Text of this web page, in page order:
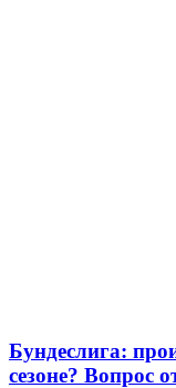
Бундеслига:
сезоне? Вопрос